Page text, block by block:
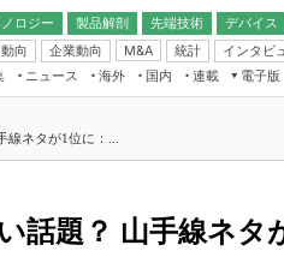
ロジー 製品解剖
先端技術
ー
デバイス
ログ
コン
向
企業動向 M&A 統計 インタビ
フィジカルAI
読者調査（EE Times
ニュース 海外 国内
連載
バイス通信
業界スコープ
のエレ・組み込みプレイバ
電子版
子ブックレット
ネタが1位に：...
話題？ 山手線ネタ